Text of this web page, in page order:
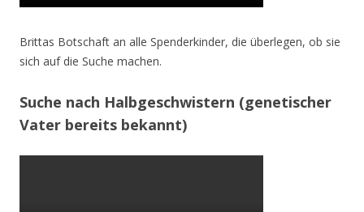
Brittas Botschaft an alle Spenderkinder, die überlegen, ob sie
sich auf die Suche machen.
Suche nach Halbgeschwistern (genetischer
Vater bereits bekannt)